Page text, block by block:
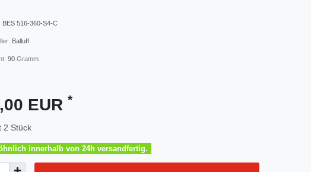
BES 516-360-S4-C
Balluff
90 Gramm
EUR *
2 Stück
innerhalb von 24h versandfertig.